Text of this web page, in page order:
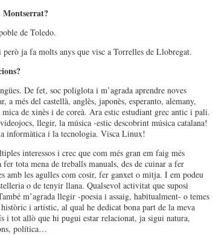
Montserrat?
de Toledo.
però ja fa molts anys que visc a Torrelles de Llobregat.
De fet, soc poliglota i m’agrada aprendre noves
a més del castellà, anglès, japonès, esperanto, alemany,
de xinès i de coreà. Ara estic estudiant grec antic i pali.
llegir, la música -estic descobrint música catalana!
informàtica i la tecnologia. Visca Linux!
interessos i crec que com més gran em faig més
fer tota mena de treballs manuals, des de cuinar a fer
amb les agulles com cosir, fer ganxet o mitja. I em podeu
o de tenyir llana. Qualsevol activitat que suposi
m’agrada llegir -poesia i assaig, habitualment- o temes
i artístic, al qual he dedicat bona part de la meva
i tot allò que hi pugui estar relacionat, ja sigui natura,
política…